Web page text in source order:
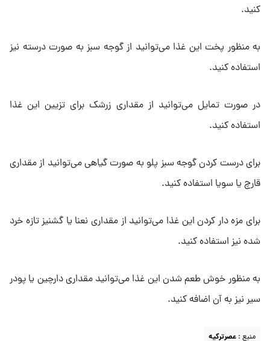
کنید.
به منظور پخت این غذا می‌توانید از گوجه سبز به صورت درسته نیز
استفاده کنید.
در صورت تمایل می‌توانید از مقداری زرشک برای تزیین این غذا
استفاده کنید.
برای درست کردن گوجه سبز پلو به صورت گیاهی می‌توانید از مقداری
قارچ یا سویا استفاده کنید.
برای مزه دار کردن این غذا می‌توانید از مقداری نعنا یا گشنیز تازه خرد
شده نیز استفاده کنید.
به منظور خوش طعم شدن این غذا می‌توانید مقداری دارچین یا پودر
سیر نیز به آن اضافه کنید.
منبع : عصرترکیه